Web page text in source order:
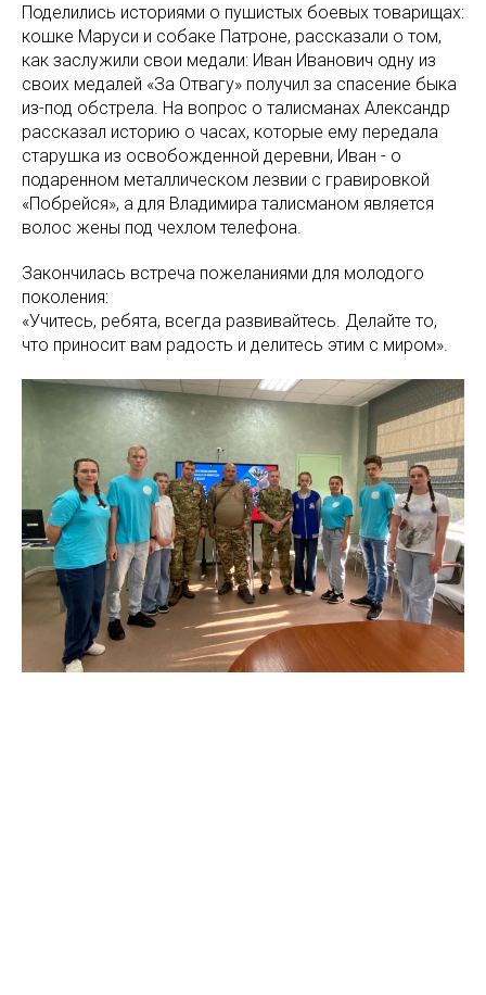
Поделились историями о пушистых боевых товарищах:
кошке Маруси и собаке Патроне, рассказали о том,
как заслужили свои медали: Иван Иванович одну из
своих медалей «За Отвагу» получил за спасение быка
из-под обстрела. На вопрос о талисманах Александр
рассказал историю о часах, которые ему передала
старушка из освобожденной деревни, Иван - о
подаренном металлическом лезвии с гравировкой
«Побрейся», а для Владимира талисманом является
волос жены под чехлом телефона.
Закончилась встреча пожеланиями для молодого
поколения:
«Учитесь, ребята, всегда развивайтесь. Делайте то,
что приносит вам радость и делитесь этим с миром».